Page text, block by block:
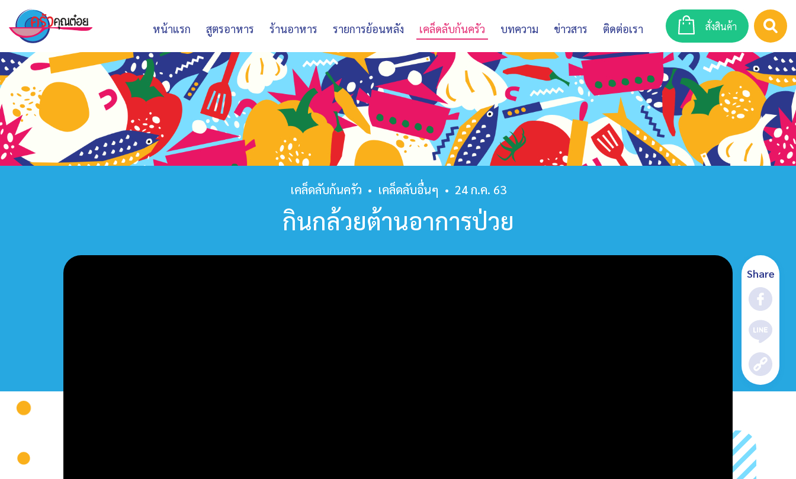
หน้าแรก สูตรอาหาร ร้านอาหาร รายการย้อนหลัง เคล็ดลับก้นครัว บทความ ข่าวสาร ติดต่อเรา สั่งสินค้า
เคล็ดลับก้นครัว • เคล็ดลับอื่นๆ • 24 ก.ค. 63
กินกล้วยต้านอาการป่วย
Share